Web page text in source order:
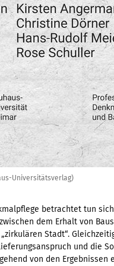
Universitätsverlag)
betrachtet tun
dem Erhalt von
Stadt“.
und die
von den